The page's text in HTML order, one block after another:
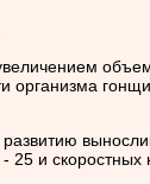
организма
и скоростных